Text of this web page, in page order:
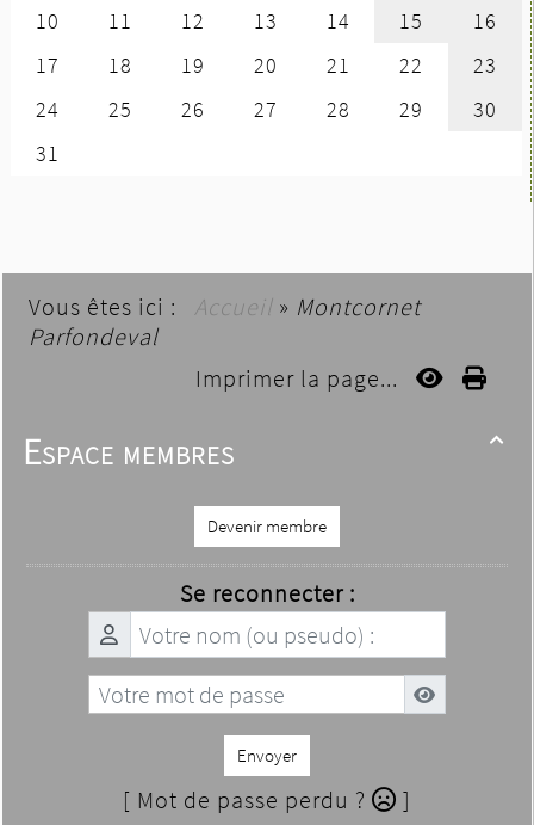
Vous êtes ici : Accueil » Montcornet
Parfondeval
Imprimer la page...

Espace membres
Devenir membre
Se reconnecter :
Envoyer
[ Mot de passe perdu ? ]